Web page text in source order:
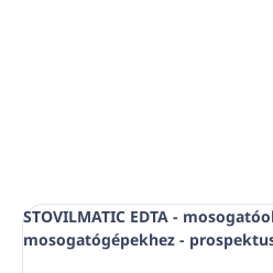
STOVILMATIC EDTA -
mosogatógépekhez -